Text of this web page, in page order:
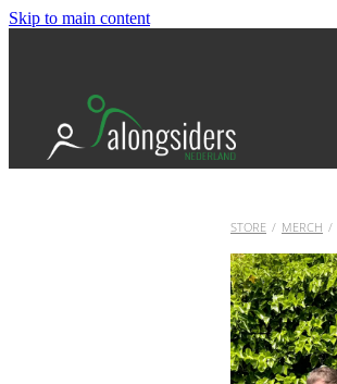
Skip to main content
STORE / MERCH /